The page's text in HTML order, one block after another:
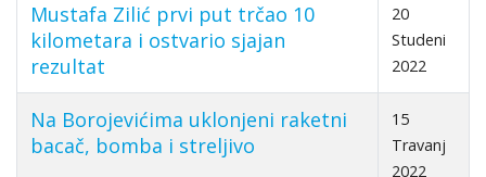
Mustafa Zilić prvi put trčao 10
kilometara i ostvario sjajan
rezultat
20
Studeni
2022
Na Borojevićima uklonjeni raketni
bacač, bomba i streljivo
15
Travanj
2022